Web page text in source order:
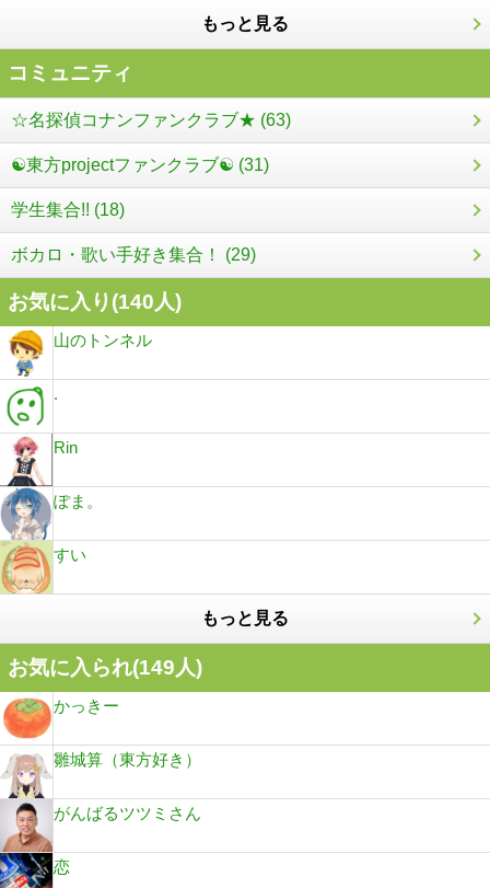
もっと見る
コミュニティ
☆名探偵コナンファンクラブ★ (63)
☯東方projectファンクラブ☯ (31)
学生集合!! (18)
ボカロ・歌い手好き集合！ (29)
お気に入り(140人)
山のトンネル
.
Rin
ぽま。
すい
もっと見る
お気に入られ(149人)
かっきー
雛城算（東方好き）
がんばるツツミさん
恋